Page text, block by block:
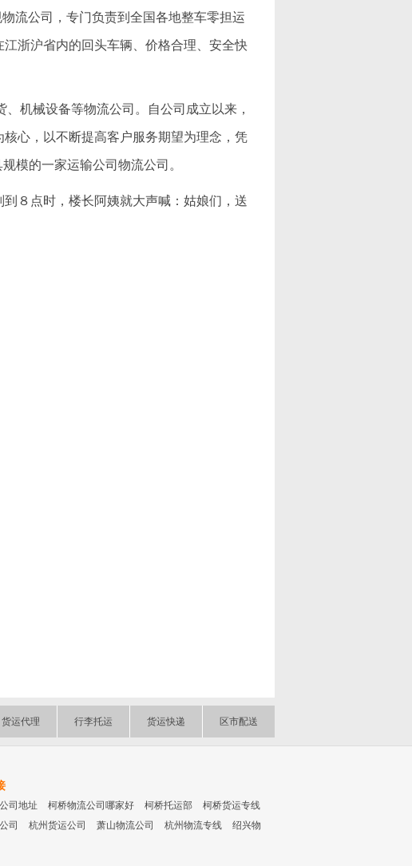
流公司，专门负责到全国各地整车零担运
浙沪省内的回头车辆、价格合理、安全快
机械设备等物流公司。自公司成立以来，
心，以不断提高客户服务期望为理念，凭
模的一家运输公司物流公司。
８点时，楼长阿姨就大声喊：姑娘们，送
货运代理 行李托运 货运快递 区市配送
司地址 柯桥物流公司哪家好 柯桥托运部
柯桥货运专线
司
杭州货运公司 萧山物流公司 杭州物流专线
绍兴物